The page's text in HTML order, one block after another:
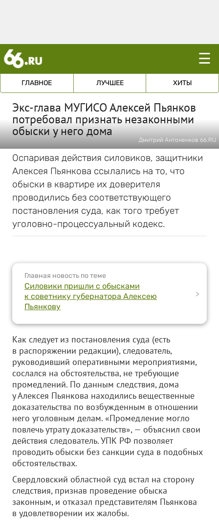
☰
ГЛАВНОЕ ЛУЧШЕЕ ХИТЫ
Экс-глава МУГИСО Алексей Пьянков
потребовал признать незаконными
обыски у него дома
Дмитрий Антоненков 66.RU
Оспаривая действия силовиков, защитники
Алексея Пьянкова ссылались на то, что
обыски в квартире их доверителя
проводились без соответствующего
постановления суда, как того требует
уголовно-процессуальный кодекс.
Главная новость по теме
Силовики пришли с обысками
к советнику губернатора Алексею
Пьянкову
>
Как следует из постановления суда (есть
в распоряжении редакции), следователь,
руководивший оперативными мероприятиями,
сослался на обстоятельства, не требующие
промедлений. По данным следствия, дома
у Алексея Пьянкова находились вещественные
доказательства по возбужденным в отношении
него уголовным делам. «Промедление могло
повлечь утрату доказательств», — объяснил свои
действия следователь. УПК РФ позволяет
проводить обыски без санкции суда в подобных
обстоятельствах.
Свердловский областной суд встал на сторону
следствия, признав проведение обыска
законным, и отказал представителям Пьянкова
в удовлетворении их жалобы.